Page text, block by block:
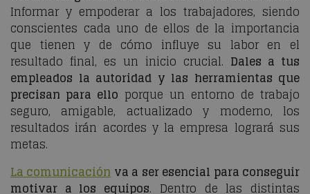
Informar y empoderar a los trabajadores, siendo
conscientes cada uno de ellos de la importancia
que tienen y de cómo influye su labor en el
resultado final, es un inicio crucial. Dales a tus
empleados la autoridad y las herramientas que
precisan para ello porque un entorno de trabajo
seguro, amigable, actualizado y moderno, los
resultados irán acordes y la empresa logrará sus
metas.
La comunicaciónva a ser esencial para conseguir
motivar a los equipos. Dentro de las distintas